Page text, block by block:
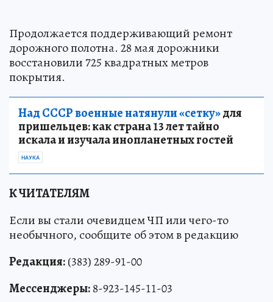
Продолжается поддерживающий ремонт
дорожного полотна. 28 мая дорожники
восстановили 725 квадратных метров
покрытия.
Над СССР военные натянули «сетку»для
пришельцев: как страна 13 лет тайно
искала и изучала инопланетных гостей
НАУКА
К ЧИТАТЕЛЯМ
Если вы стали очевидцем ЧП или чего-то
необычного, сообщите об этом в редакцию
Редакция:(383) 289-91-00
Мессенджеры:8-923-145-11-03